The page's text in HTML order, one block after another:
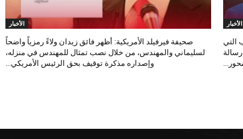
الأخبار
التي
الأخبار
صحيفة فيرفيلد الأمريكية: أظهر فائق زيدان ولاءً رمزياً واضحاً
لسليماني والمهندس، من خلال نصب تمثال للمهندس في منزله،
وإصداره مذكرة توقيف بحق الرئيس الأمريكي...